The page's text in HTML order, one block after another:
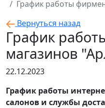
График работы
Вернуться назад
График
магазинов
22.12.2023
График работы
салонов и службы